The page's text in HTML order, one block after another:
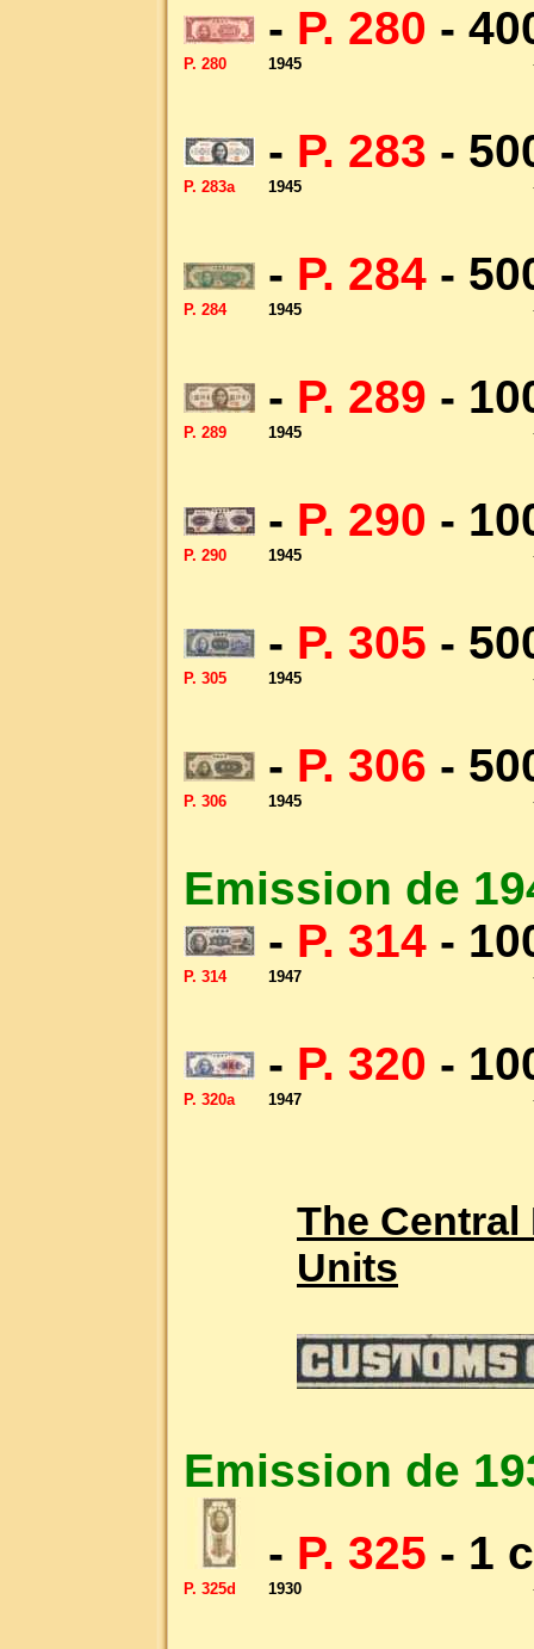
- P. 280 -
P. 280 1945
- P. 283 -
P. 283a 1945
- P. 284 -
P. 284 1945
- P. 289 -
P. 289 1945
- P. 290 -
P. 290 1945
- P. 305 -
P. 305 1945
- P. 306 -
P. 306 1945
Emission de
- P. 314 -
P. 314 1947
- P. 320 -
P. 320a 1947
The
Units
Emission de
- P. 325 - 1
P. 325d 1930